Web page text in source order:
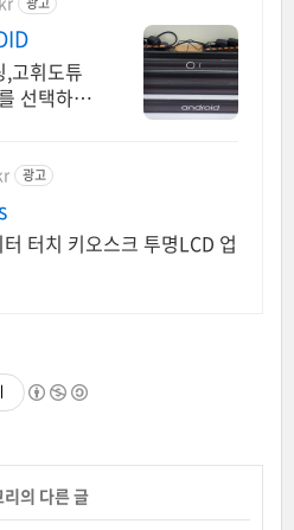
,고휘도튜
선택하여
광고
터치 키오스크 투명LCD 업
의 다른 글